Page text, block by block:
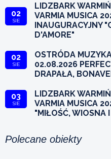
02
SIE
LIDZBARK
VARMIA MUSICA
INAUGURACYJNY
D'AMORE"
02
SIE
OSTRÓDA
02.08.2026
DRAPAŁA,
03
SIE
LIDZBARK
VARMIA MUSICA
"MIŁOŚĆ, WIOSNA
Polecane obiekty